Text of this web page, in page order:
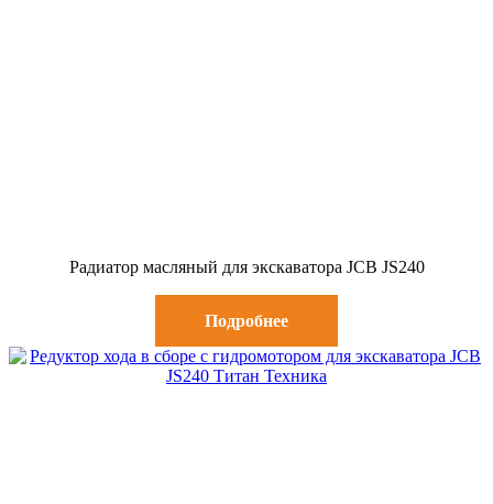
Радиатор масляный для экскаватора JCB JS240
Подробнее